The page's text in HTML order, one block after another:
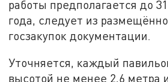
работы предполагается до
года, следует из
госзакупок документации.
Уточняется, каждый
высотой не менее 2,6 метра